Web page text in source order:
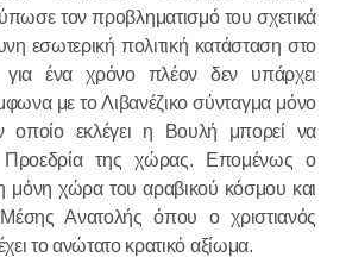
τον προβληματισμό του σχετικά
εσωτερική πολιτική κατάσταση στο
ένα χρόνο πλέον δεν υπάρχει
με το Λιβανέζικο σύνταγμα μόνο
οποίο εκλέγει η Βουλή μπορεί να
Προεδρία της χώρας. Επομένως ο
η μόνη χώρα του αραβικού κόσμου και
Ανατολής όπου ο χριστιανός
το ανώτατο κρατικό αξίωμα.